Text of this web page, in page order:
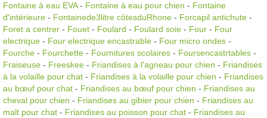
Fontaine à eau EVA- Fontaine à eau pour chien - Fontaine
d'intérieure - Fontainede3litre côtesduRhone - Forcapil antichute -
Foret a centrer - Fouet - Foulard - Foulard soie - Four - Four
electrique - Four electrique encastrable - Four micro ondes -
Fourche - Fourchette - Fournitures scolaires - Foursencastrtables -
Fraiseuse - Freeskee - Friandises à l'agneau pour chien - Friandises
à la volaille pour chat - Friandises à la volaille pour chien - Friandises
au bœuf pour chat - Friandises au bœuf pour chien - Friandises au
cheval pour chien - Friandises au gibier pour chien - Friandises au
malt pour chat - Friandises au poisson pour chat - Friandises au